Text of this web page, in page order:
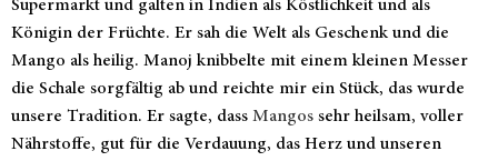
Supermarkt und galten in Indien als Köstlichkeit und als
Königin der Früchte. Er sah die Welt als Geschenk und die
Mango als heilig. Manoj knibbelte mit einem kleinen Messer
die Schale sorgfältig ab und reichte mir ein Stück, das wurde
unsere Tradition. Er sagte, dass Mangos sehr heilsam, voller
Nährstoffe, gut für die Verdauung, das Herz und unseren